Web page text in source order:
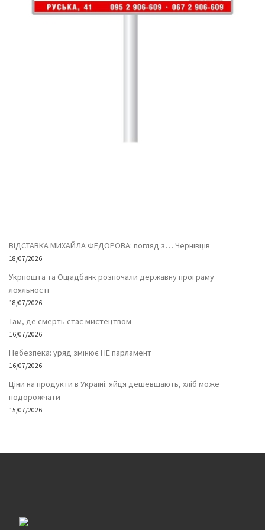
ВІДСТАВКА МИХАЙЛА ФЕДОРОВА: погляд з… Чернівців
18/07/2026
Укрпошта та Ощадбанк розпочали державну програму
лояльності
18/07/2026
Там, де смерть стає мистецтвом
16/07/2026
Небезпека: уряд змінює НЕ парламент
16/07/2026
Ціни на продукти в Україні: яйця дешевшають, хліб може
подорожчати
15/07/2026